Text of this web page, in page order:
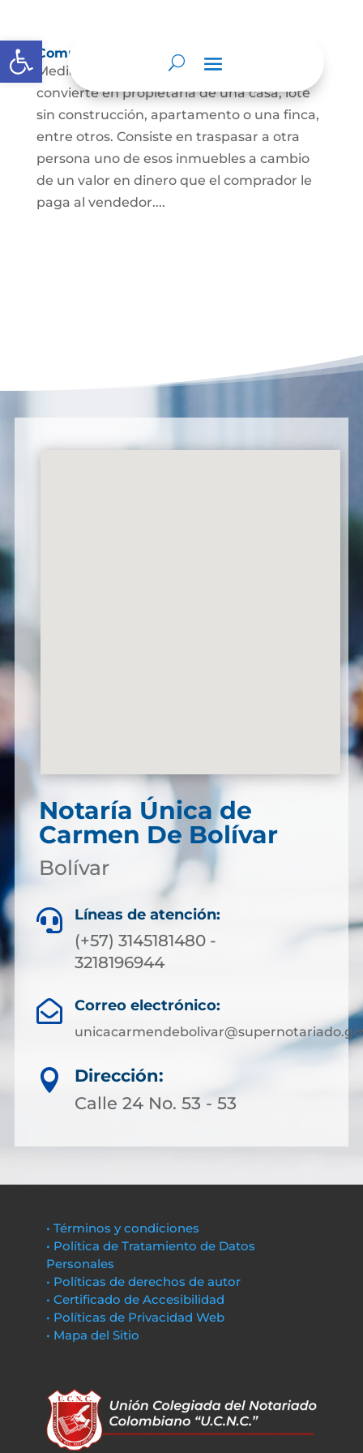
Abrir barra de herramientas
Compraventa de inmuebles
Mediante este contrato, una persona se
convierte en propietaria de una casa, lote
sin construcción, apartamento o una finca,
entre otros. Consiste en traspasar a otra
persona uno de esos inmuebles a cambio
de un valor en dinero que el comprador le
paga al vendedor....
Notaría Única de
Carmen De Bolívar
Bolívar
 Líneas de atención:
(+57) 3145181480 -
3218196944
 Correo electrónico:

Dirección:
Calle 24 No. 53 - 53
• Términos y condiciones
• Política de Tratamiento de Datos
Personales
• Políticas de derechos de autor
• Certificado de Accesibilidad
• Políticas de Privacidad Web
• Mapa del Sitio